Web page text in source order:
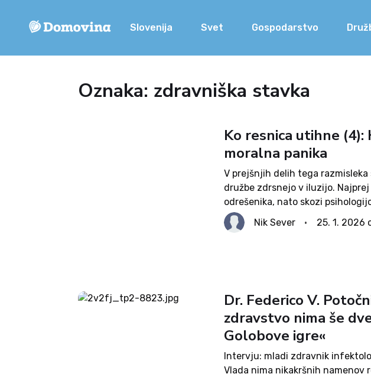
Slovenija Svet Gospodarstvo
Oznaka: zdravniška stavka
Ko resnica utihne (4):
moralna panika
V prejšnjih delih tega
družbe zdrsnejo v iluzijo.
odrešenika, nato skozi
strahu sodelujejo pri lastni
Platonovo jamo – metaforo
Nik Sever 25. 1. 2026
Dr. Federico V.
zdravstvo nima še
Golobove igre«
Intervju: mladi zdravnik
Vlada nima nikakršnih namenov